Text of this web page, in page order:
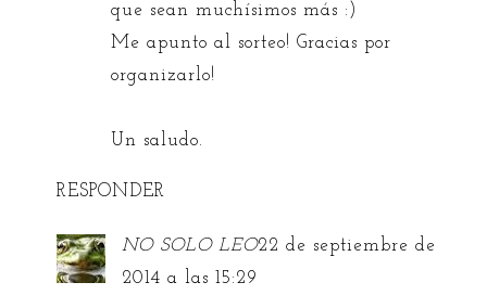
que sean muchísimos más :)
Me apunto al sorteo! Gracias por
organizarlo!
Un saludo.
RESPONDER
NO SOLO LEO22 de septiembre de
2014 a las 15:29